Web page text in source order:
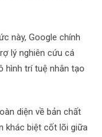
này, Google chính
lý nghiên cứu cá
hình trí tuệ nhân tạo
diện về bản chất
khác biệt cốt lõi giữa